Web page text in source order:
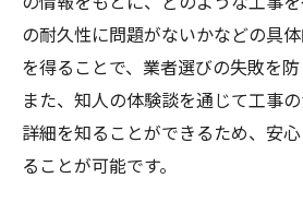
の耐久性に問題がないかなどの具
を得ることで、業者選びの失敗を防
また、知人の体験談を通じて工事
詳細を知ることができるため、安
ることが可能です。